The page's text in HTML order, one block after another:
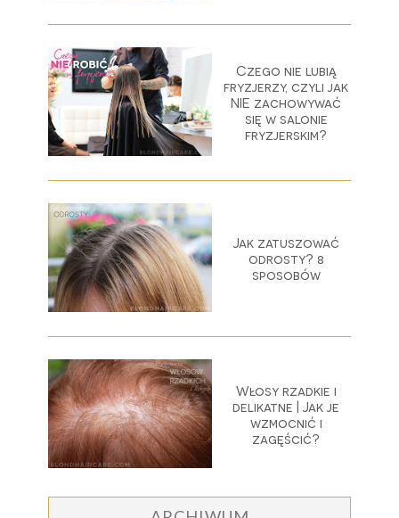
Czego nie lubią
fryzjerzy, czyli jak
NIE zachowywać
się w salonie
fryzjerskim?
Jak zatuszować
odrosty? 8
sposobów
Włosy rzadkie i
delikatne | Jak je
wzmocnić i
zagęścić?